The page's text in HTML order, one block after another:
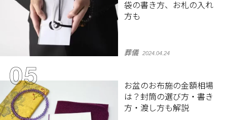
袋の書き方、お札の入れ
方も
葬儀 2024.04.24
お盆のお布施の金額相場
は？封筒の選び方・書き
方・渡し方も解説